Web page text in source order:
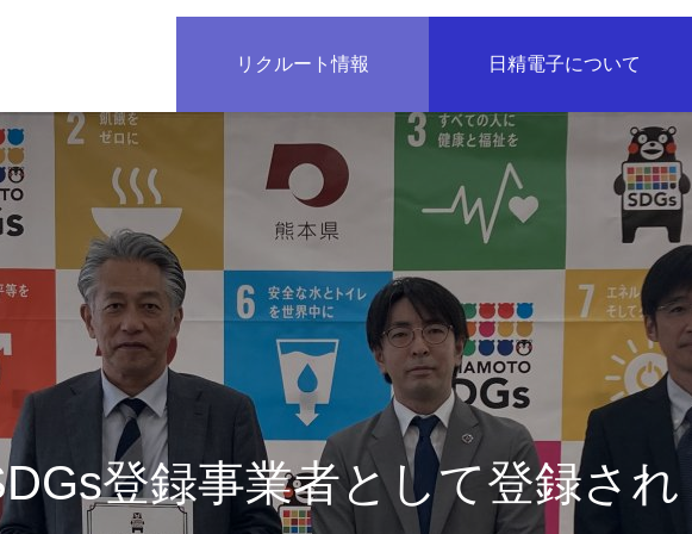
リクルート情報 日精電子について
登録事業者として登録され